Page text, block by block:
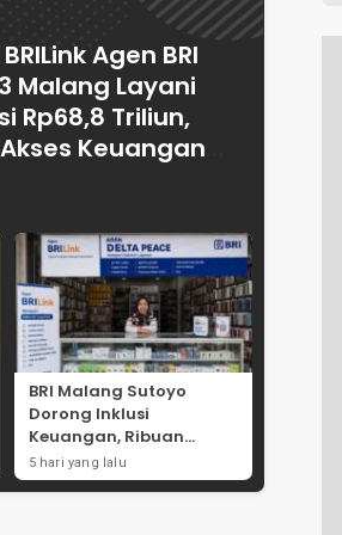
Agen BRI
Malang Layani
Rp68,8 Triliun,
Keuangan
BRI Malang Sutoyo
Dorong Inklusi
Keuangan, Ribuan
AgenBRILink Layani
Warga Hingga
5 hari yang lalu